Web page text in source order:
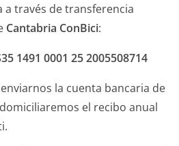
a través de transferencia
Cantabria ConBici:
1491 0001 25 2005508714
la cuenta bancaria de
el recibo anual